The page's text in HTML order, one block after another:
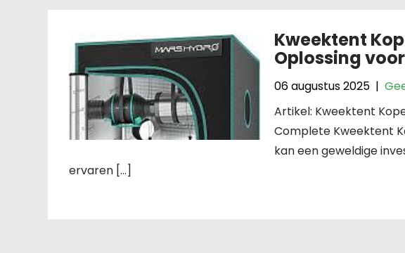
Kweektent
Oplossing
06 augustus 2025 |
Artikel: Kweektent
Complete Kweektent
kan een geweldige
ervaren […]